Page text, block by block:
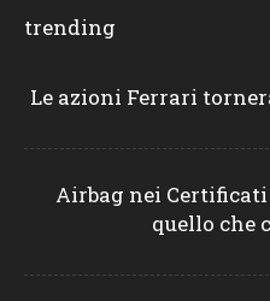
trending
Le azioni Ferrari
Airbag nei
quello che